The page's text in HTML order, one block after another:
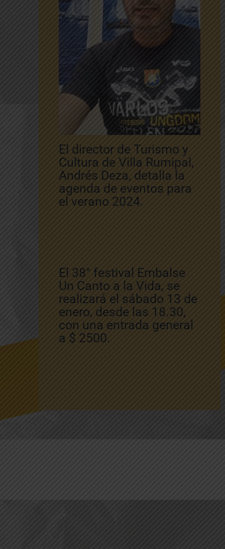
El director de Turismo y
Cultura de Villa Rumipal,
Andrés Deza, detalla la
agenda de eventos para
el verano 2024.
El 38° festival Embalse
Un Canto a la Vida, se
realizará el sábado 13 de
enero, desde las 18.30,
con una entrada general
a $ 2500.